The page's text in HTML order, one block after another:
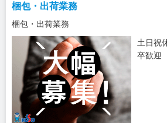
梱包・出荷業務
梱包・出荷業務
土日祝
卒歓迎